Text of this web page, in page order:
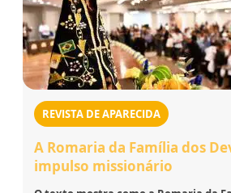
REVISTA DE APARECIDA
A Romaria da Família dos
impulso missionário